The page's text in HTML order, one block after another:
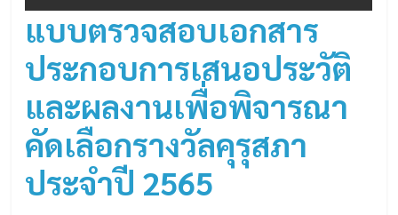
แบบตรวจสอบเอกสาร
ประกอบการเสนอประวัติ
และผลงานเพื่อพิจารณา
คัดเลือกรางวัลคุรุสภา
ประจำปี 2565